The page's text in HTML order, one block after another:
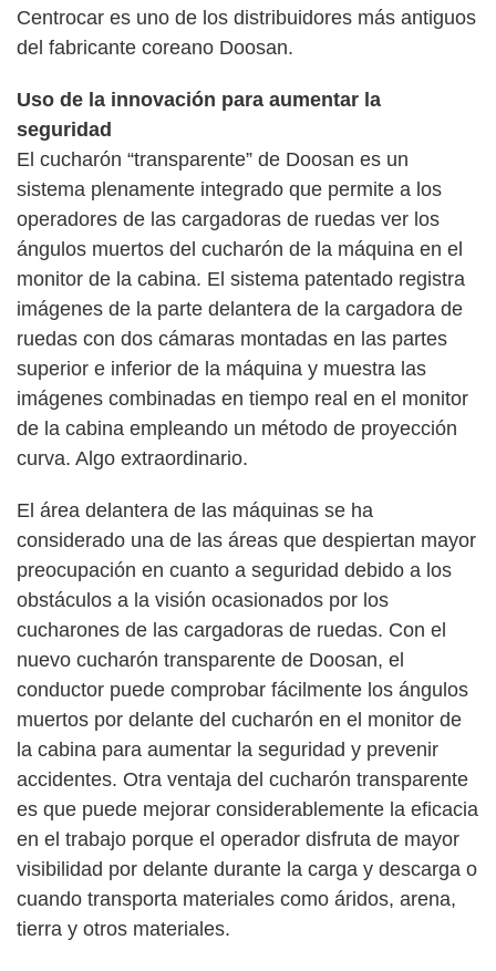
Centrocar es uno de los distribuidores más antiguos
del fabricante coreano Doosan.
Uso de la innovación para aumentar la
seguridad
El cucharón “transparente” de Doosan es un
sistema plenamente integrado que permite a los
operadores de las cargadoras de ruedas ver los
ángulos muertos del cucharón de la máquina en el
monitor de la cabina. El sistema patentado registra
imágenes de la parte delantera de la cargadora de
ruedas con dos cámaras montadas en las partes
superior e inferior de la máquina y muestra las
imágenes combinadas en tiempo real en el monitor
de la cabina empleando un método de proyección
curva. Algo extraordinario.
El área delantera de las máquinas se ha
considerado una de las áreas que despiertan mayor
preocupación en cuanto a seguridad debido a los
obstáculos a la visión ocasionados por los
cucharones de las cargadoras de ruedas. Con el
nuevo cucharón transparente de Doosan, el
conductor puede comprobar fácilmente los ángulos
muertos por delante del cucharón en el monitor de
la cabina para aumentar la seguridad y prevenir
accidentes. Otra ventaja del cucharón transparente
es que puede mejorar considerablemente la eficacia
en el trabajo porque el operador disfruta de mayor
visibilidad por delante durante la carga y descarga o
cuando transporta materiales como áridos, arena,
tierra y otros materiales.